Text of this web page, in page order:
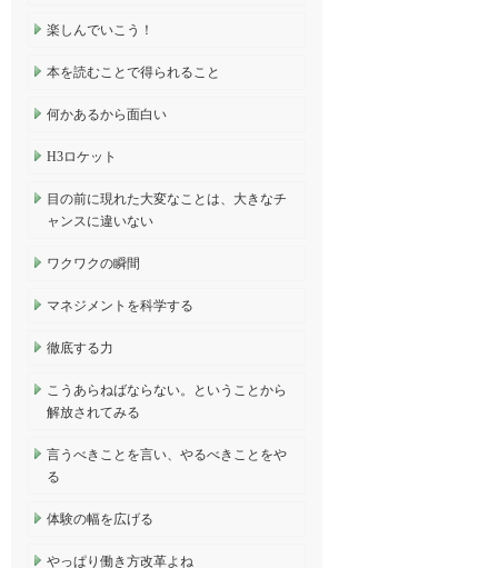
楽しんでいこう！
本を読むことで得られること
何かあるから面白い
H3ロケット
目の前に現れた大変なことは、大きなチ
ャンスに違いない
ワクワクの瞬間
マネジメントを科学する
徹底する力
こうあらねばならない。ということから
解放されてみる
言うべきことを言い、やるべきことをや
る
体験の幅を広げる
やっぱり働き方改革よね